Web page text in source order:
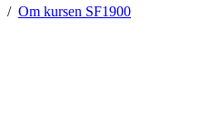
Om kursen SF1900